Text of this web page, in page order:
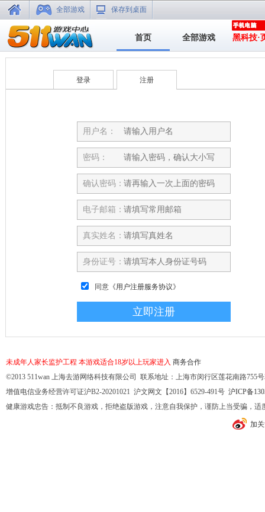
全部游戏 保存到桌面
首页 全部游戏 黑科技·
登录 注册
用户名：
密码：
确认密码：
电子邮箱：
真实姓名：
身份证号：
同意 《用户注册服务协议》
未成年人家长监护工程 本游戏适合18岁以上玩家进入 商务合作
©2013 511wan 上海去游网络科技有限公司 联系地址：上海市闵行区莲花南路755
增值电信业务经营许可证沪B2-20201021 沪文网文【2016】6529-491号 沪ICP备
健康游戏忠告：抵制不良游戏，拒绝盗版游戏，注意自我保护，谨防上当受骗，
加